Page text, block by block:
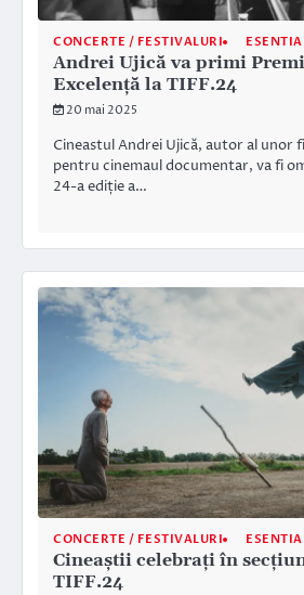
CONCERTE / FESTIVALURI
Andrei Ujică va primi
Excelență la TIFF.24
20 mai 2025
Cineastul Andrei Ujică, autor al unor
pentru cinemaul documentar, va fi
24-a ediție a…
CONCERTE / FESTIVALURI
Cineaștii celebrați în
TIFF.24